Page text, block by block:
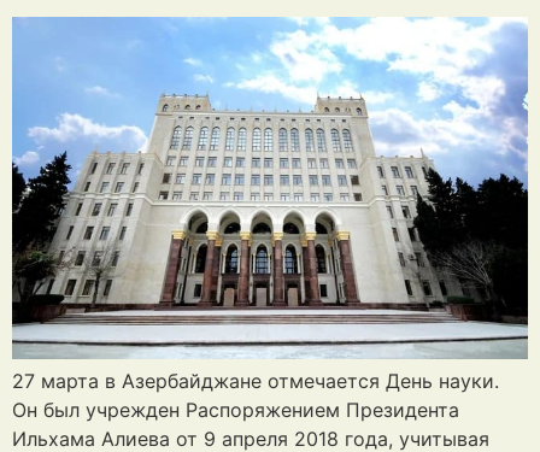
27 марта в Азербайджане отмечается День науки.
Он был учрежден Распоряжением Президента
Ильхама Алиева от 9 апреля 2018 года, учитывая